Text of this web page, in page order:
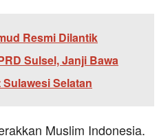
Resmi Dilantik
Sulsel, Janji Bawa
Selatan
Muslim Indonesia.